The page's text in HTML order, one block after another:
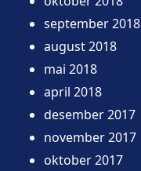
september 2018
august 2018
mai 2018
april 2018
desember 2017
november 2017
oktober 2017